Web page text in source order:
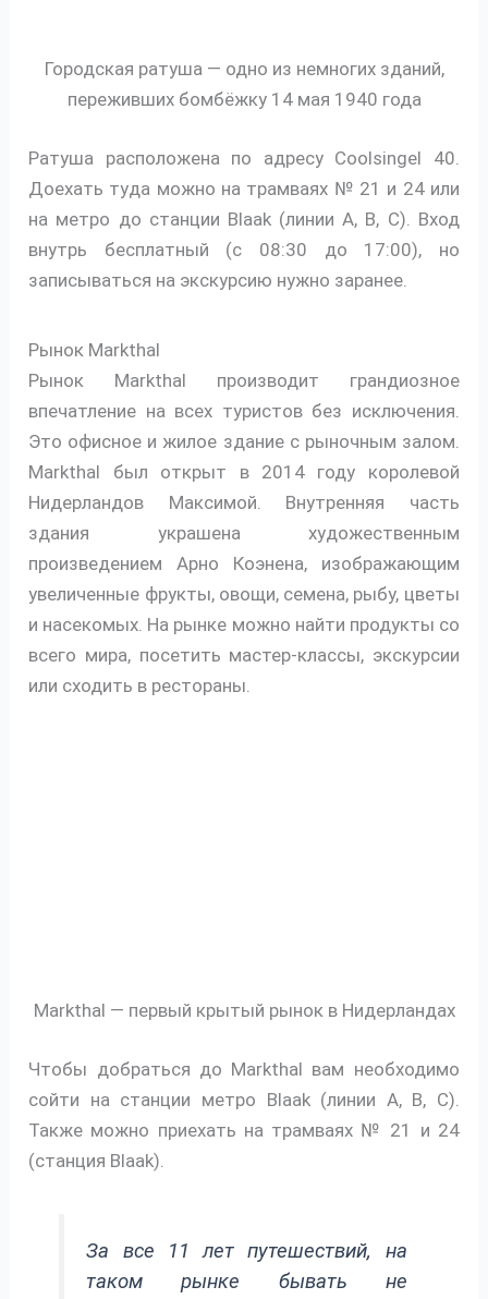
Городская ратуша — одно из немногих зданий,
переживших бомбёжку 14 мая 1940 года
Ратуша расположена по адресу Coolsingel 40.
Доехать туда можно на трамваях № 21 и 24 или
на метро до станции Blaak (линии A, B, C). Вход
внутрь бесплатный (с 08:30 до 17:00), но
записываться на экскурсию нужно заранее.
Рынок Markthal
Рынок Markthal производит грандиозное
впечатление на всех туристов без исключения.
Это офисное и жилое здание с рыночным залом.
Markthal был открыт в 2014 году королевой
Нидерландов Максимой. Внутренняя часть
здания украшена художественным
произведением Арно Коэнена, изображающим
увеличенные фрукты, овощи, семена, рыбу, цветы
и насекомых. На рынке можно найти продукты со
всего мира, посетить мастер-классы, экскурсии
или сходить в рестораны.
Markthal — первый крытый рынок в Нидерландах
Чтобы добраться до Markthal вам необходимо
сойти на станции метро Blaak (линии A, B, C).
Также можно приехать на трамваях № 21 и 24
(станция Blaak).
За все 11 лет путешествий, на
таком рынке бывать не